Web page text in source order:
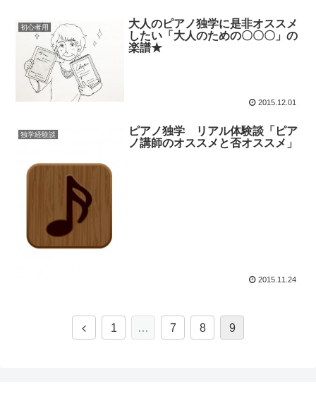
初心者用
大人のピアノ独学に是非オススメ
したい「大人のための〇〇〇」の
楽譜★
2015.12.01
独学経験談
ピアノ独学 リアル体験談「ピア
ノ講師のオススメと否オススメ」
2015.11.24
1 … 7 8 9